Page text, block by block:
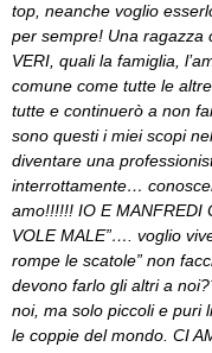
top, neanche voglio
per sempre! Una ragazza
VERI, quali la famiglia,
comune come tutte le
tutte e continuerò a non
sono questi i miei scopi
diventare una
interrottamente…
amo!!!!!! IO E MANFREDI
VOLE MALE”…. voglio
rompe le scatole” non
devono farlo gli altri a
noi, ma solo piccoli e puri
le coppie del mondo. CI